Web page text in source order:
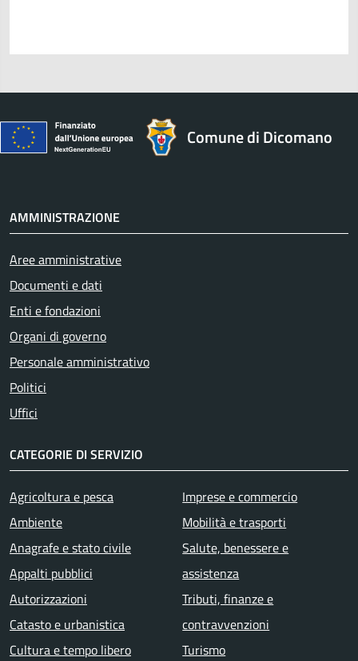
Comune di Dicomano
AMMINISTRAZIONE
Aree amministrative
Documenti e dati
Enti e fondazioni
Organi di governo
Personale amministrativo
Politici
Uffici
CATEGORIE DI SERVIZIO
Agricoltura e pesca
Ambiente
Anagrafe e stato civile
Appalti pubblici
Autorizzazioni
Catasto e urbanistica
Cultura e tempo libero
Imprese e commercio
Mobilità e trasporti
Salute, benessere e
assistenza
Tributi, finanze e
contravvenzioni
Turismo